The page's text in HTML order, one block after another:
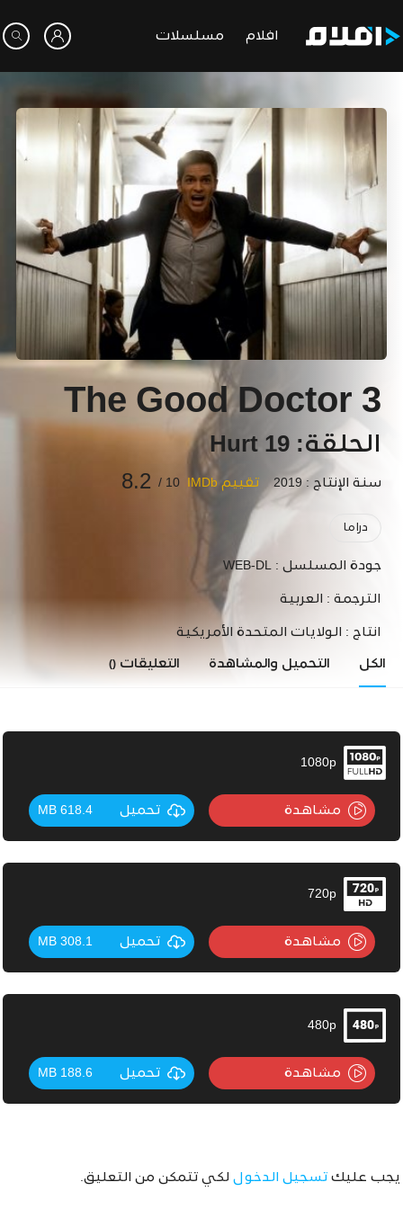
افلام مسلسلات
The Good Doctor 3
الحلقة: 19 Hurt
سنة الإنتاج : 2019 تقييم IMDb 10 /
8.2
دراما
جودة المسلسل : WEB-DL
الترجمة : العربية
انتاج : الولايات المتحدة الأمريكية
الكل التحميل والمشاهدة التعليقات ()
1080p
مشاهدة تحميل 618.4 MB
720p
مشاهدة تحميل 308.1 MB
480p
مشاهدة تحميل 188.6 MB
يجب عليك تسجيل الدخول لكي تتمكن من التعليق.